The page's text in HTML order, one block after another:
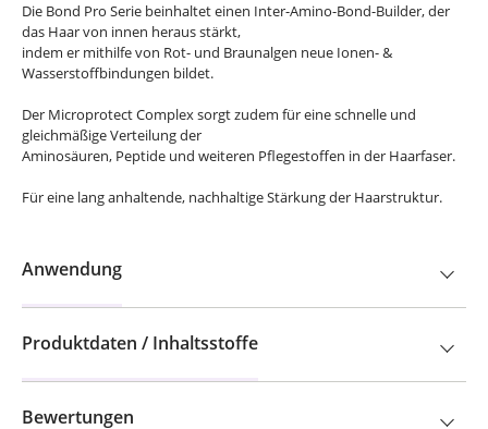
Die Bond Pro Serie beinhaltet einen Inter-Amino-Bond-Builder, der
das Haar von innen heraus stärkt,
indem er mithilfe von Rot- und Braunalgen neue Ionen- &
Wasserstoffbindungen bildet.
Der Microprotect Complex sorgt zudem für eine schnelle und
gleichmäßige Verteilung der
Aminosäuren, Peptide und weiteren Pflegestoffen in der Haarfaser.
Für eine lang anhaltende, nachhaltige Stärkung der Haarstruktur.
Anwendung
Produktdaten / Inhaltsstoffe
Bewertungen